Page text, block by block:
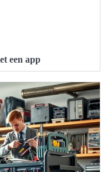
een app